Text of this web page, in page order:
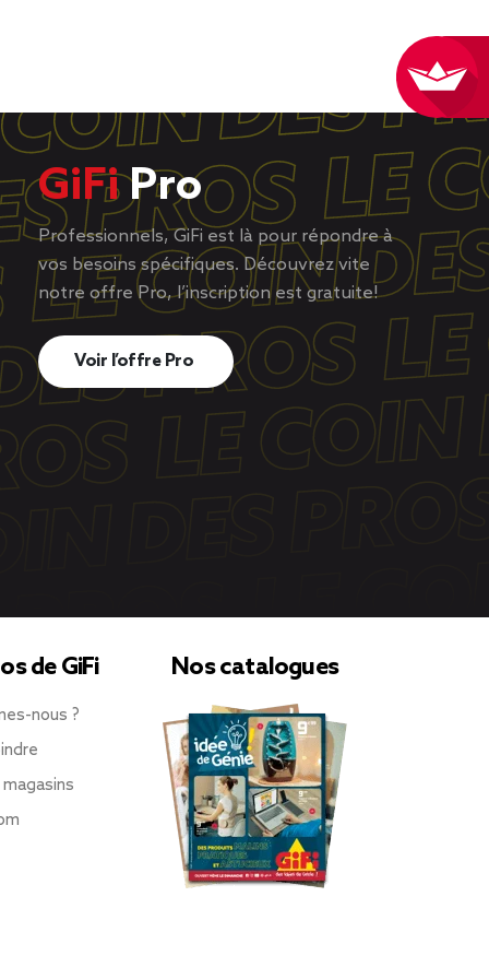
GiFiPro
Professionnels, GiFi est là pour répondre à
vos besoins spécifiques. Découvrez vite
notre offre Pro, l’inscription est gratuite!
Voir l’offre Pro
de GiFi
nous ?
Nos catalogues